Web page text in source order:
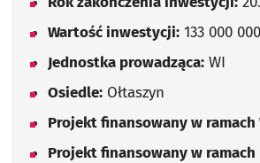
Wartość inwestycji: 133 000
Jednostka prowadząca: WI
Osiedle: Ołtaszyn
Projekt finansowany w ramach
Projekt finansowany w ramach